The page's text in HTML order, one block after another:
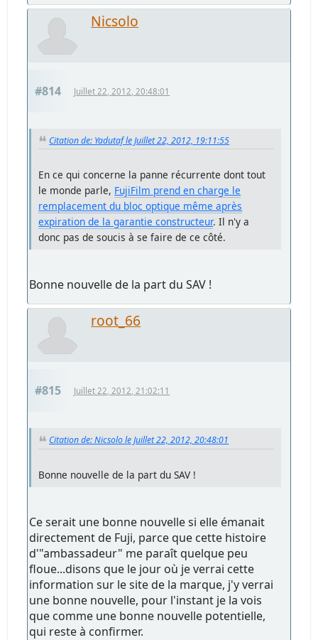
Nicsolo
#814 Juillet 22, 2012, 20:48:01
Citation de: Yadutaf le Juillet 22, 2012, 19:11:55
En ce qui concerne la panne récurrente dont tout
le monde parle, FujiFilm prend en charge le
remplacement du bloc optique même après
expiration de la garantie constructeur. Il n'y a
donc pas de soucis à se faire de ce côté.
Bonne nouvelle de la part du SAV !
root_66
#815 Juillet 22, 2012, 21:02:11
Citation de: Nicsolo le Juillet 22, 2012, 20:48:01
Bonne nouvelle de la part du SAV !
Ce serait une bonne nouvelle si elle émanait
directement de Fuji, parce que cette histoire
d'"ambassadeur" me paraît quelque peu
floue...disons que le jour où je verrai cette
information sur le site de la marque, j'y verrai
une bonne nouvelle, pour l'instant je la vois
que comme une bonne nouvelle potentielle,
qui reste à confirmer.